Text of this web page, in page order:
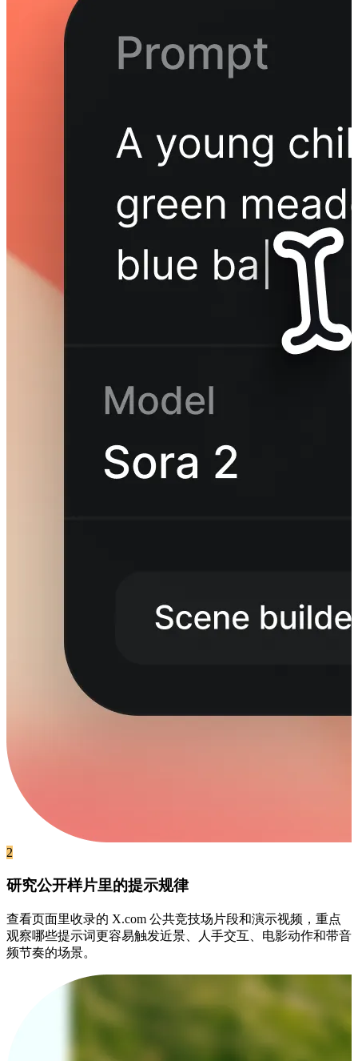
2
研究公开样片里的提示规律
查看页面里收录的 X.com 公共竞技场片段和演示视频，重点
观察哪些提示词更容易触发近景、人手交互、电影动作和带音
频节奏的场景。